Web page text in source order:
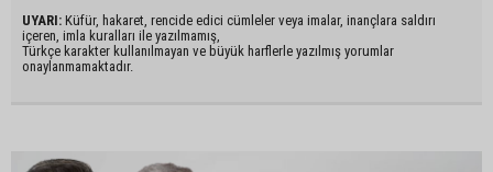
UYARI: Küfür, hakaret, rencide edici cümleler veya imalar, inançlara saldırı
içeren, imla kuralları ile yazılmamış,
Türkçe karakter kullanılmayan ve büyük harflerle yazılmış yorumlar
onaylanmamaktadır.